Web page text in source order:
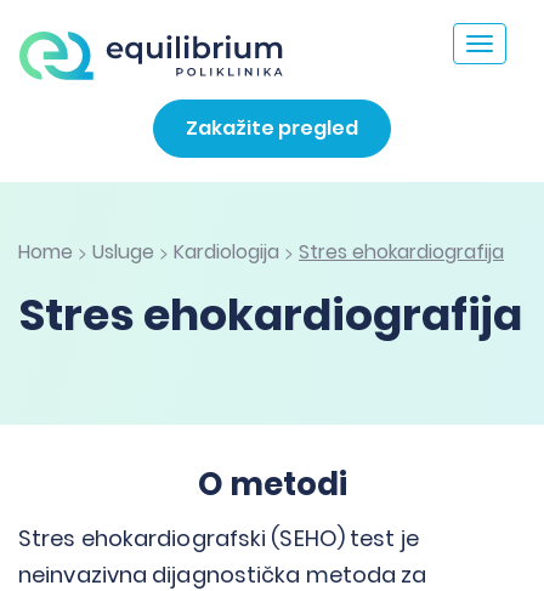
Toggle
Zakažite pregled
Home > Usluge > Kardiologija > Stres ehokardiografija
Stres ehokardiografija
O metodi
Stres ehokardiografski (SEHO) test je
neinvazivna dijagnostička metoda za